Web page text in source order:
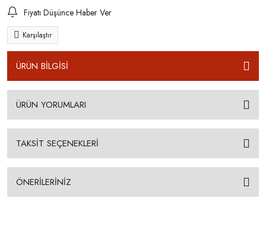
Fiyatı Düşünce Haber Ver
Karşılaştır
ÜRÜN BİLGİSİ
ÜRÜN YORUMLARI
TAKSİT SEÇENEKLERİ
ÖNERİLERİNİZ